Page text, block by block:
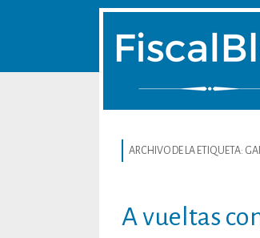
ARCHIVO DE LA ETIQUETA:
A vueltas